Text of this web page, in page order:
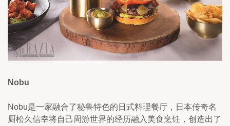
Nobu
Nobu是一家融合了秘鲁特色的日式料理餐厅，日本传奇名
厨松久信幸将自己周游世界的经历融入美食烹饪，创造出了